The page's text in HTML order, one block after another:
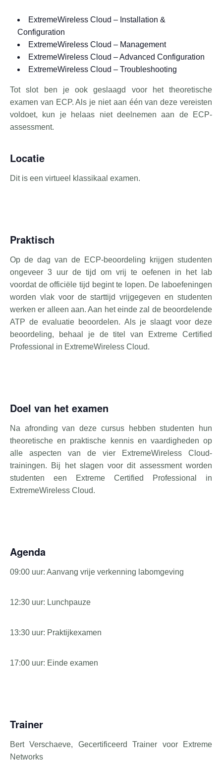
ExtremeWireless Cloud – Installation &
Configuration
ExtremeWireless Cloud – Management
ExtremeWireless Cloud – Advanced Configuration
ExtremeWireless Cloud – Troubleshooting
Tot slot ben je ook geslaagd voor het theoretische
examen van ECP. Als je niet aan één van deze vereisten
voldoet, kun je helaas niet deelnemen aan de ECP-
assessment.
Locatie
Dit is een virtueel klassikaal examen.
Praktisch
Op de dag van de ECP-beoordeling krijgen studenten
ongeveer 3 uur de tijd om vrij te oefenen in het lab
voordat de officiële tijd begint te lopen. De laboefeningen
worden vlak voor de starttijd vrijgegeven en studenten
werken er alleen aan. Aan het einde zal de beoordelende
ATP de evaluatie beoordelen. Als je slaagt voor deze
beoordeling, behaal je de titel van Extreme Certified
Professional in ExtremeWireless Cloud.
Doel van het examen
Na afronding van deze cursus hebben studenten hun
theoretische en praktische kennis en vaardigheden op
alle aspecten van de vier ExtremeWireless Cloud-
trainingen. Bij het slagen voor dit assessment worden
studenten een Extreme Certified Professional in
ExtremeWireless Cloud.
Agenda
09:00 uur: Aanvang vrije verkenning labomgeving
12:30 uur: Lunchpauze
13:30 uur: Praktijkexamen
17:00 uur: Einde examen
Trainer
Bert Verschaeve, Gecertificeerd Trainer voor Extreme
Networks